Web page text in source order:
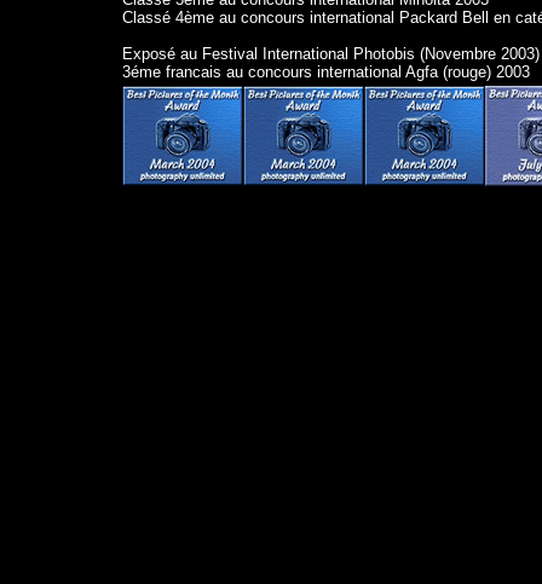
Classé 4ème au concours international Packard Bell en
Exposé au Festival International Photobis (Novembre 2003)
3éme francais au concours international Agfa (rouge) 2003